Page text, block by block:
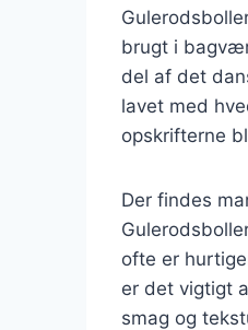
brugt i
del af det
lavet med
opskrifterne
Der findes
ofte er
er det vigtigt
smag og